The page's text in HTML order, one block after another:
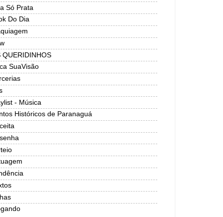
Só Prata
Do Dia
QUERIDINHOS
SuaVisão
- Música
Históricos de Paranaguá